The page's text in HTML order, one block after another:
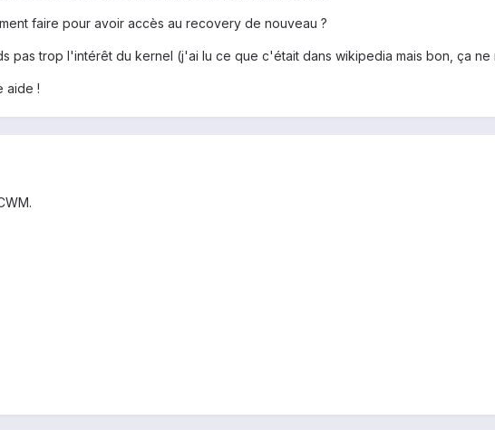
faire pour avoir accès au recovery de nouveau ?
pas trop l'intérêt du kernel (j'ai lu ce que c'était dans wikipedia mais bon, ça ne
aide !